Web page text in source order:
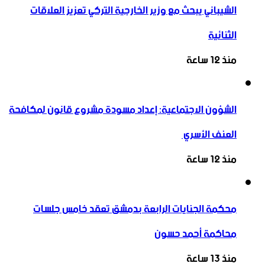
الشيباني يبحث مع وزير الخارجية التركي تعزيز العلاقات
الثنائية
منذ 12 ساعة
الشؤون الاجتماعية: إعداد مسودة مشروع قانون لمكافحة
العنف الأسري ‏
منذ 12 ساعة
محكمة الجنايات الرابعة بدمشق تعقد خامس جلسات
محاكمة أحمد حسون
منذ 13 ساعة